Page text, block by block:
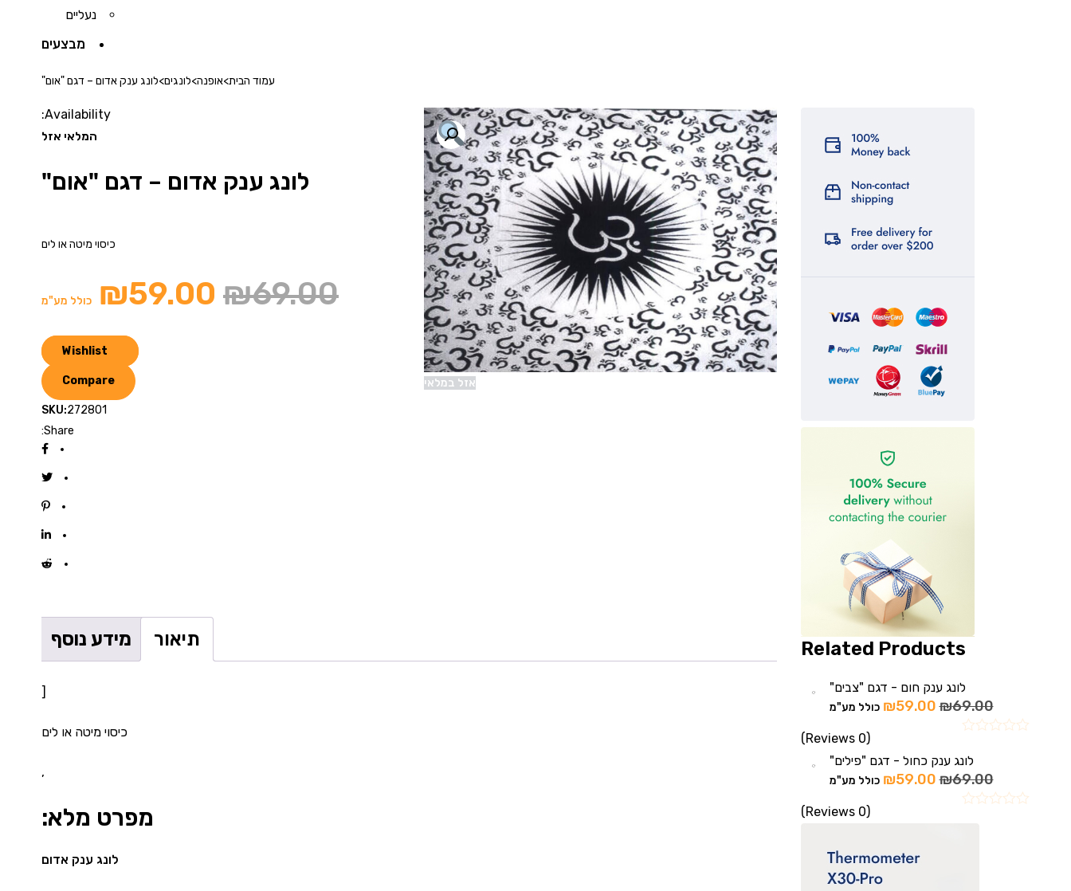
נעליים
מבצעים
עמוד הבית>אופנה>לונגים>לונג ענק אדום – דגם "אום"
אזל במלאי
Availability:
המלאי אזל
לונג ענק אדום – דגם "אום"
כיסוי מיטה או לים
₪69.00
₪59.00 כולל מע"מ
Wishlist
Compare
SKU:272801
Share:
תיאור מידע נוסף
[
כיסוי מיטה או לים
,
מפרט מלא:
לונג ענק אדום
Related Products
לונג ענק חום - דגם "צבים"
₪69.00
₪59.00 כולל מע"מ
(0 Reviews)
לונג ענק כחול - דגם "פילים"
₪69.00
₪59.00 כולל מע"מ
(0 Reviews)